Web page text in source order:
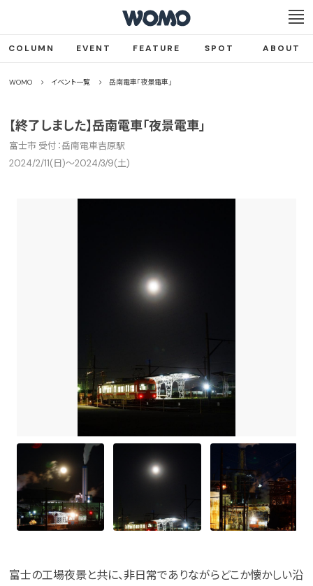
COLUMN EVENT FEATURE SPOT ABOUT
WOMO イベント一覧 岳南電車「夜景電車」
【終了しました】岳南電車「夜景電車」
富士市 受付：岳南電車吉原駅
2024/2/11(日)〜2024/3/9(土)
富士の工場夜景と共に、非日常でありながらどこか懐かしい沿